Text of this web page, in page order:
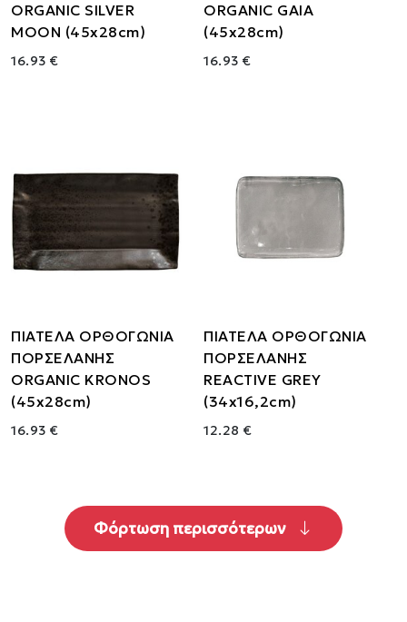
ORGANIC SILVER
MOON (45x28cm)
16.93 €
ORGANIC GAIA
(45x28cm)
16.93 €
ΠΙΑΤΕΛΑ ΟΡΘΟΓΩΝΙΑ
ΠΟΡΣΕΛΑΝΗΣ
ORGANIC KRONOS
(45x28cm)
16.93 €
ΠΙΑΤΕΛΑ ΟΡΘΟΓΩΝΙΑ
ΠΟΡΣΕΛΑΝΗΣ
REACTIVE GREY
(34x16,2cm)
12.28 €
Φόρτωση περισσότερων